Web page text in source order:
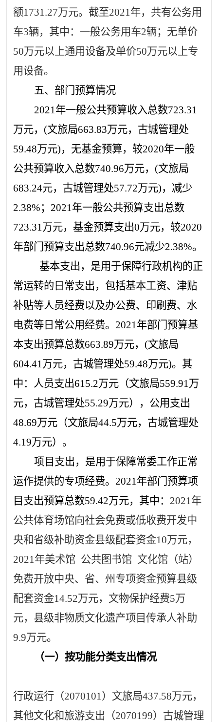
额1731.27万元。 截至2021 年，共有公务用
车3辆，其中：一般公务用车2辆；无单价
50万元以上通用设备及单价50万元以上专
用设备。
五、部门预算情况
2021 年一般公共预算收入总数723.31
万元， (文旅局663.83万元，古城管理处
59.48万元)，无基金预算，较2020年一般
公共预算收入总数740.96万元， (文旅局
683.24元，古城管理处57.72万元)，减少
2.38%； 2021 年一般公共预算支出总数
723.31 万元，基金预算支出0万元，较2020
年部门预算支出总数740.96元减少2.38%。
基本支出，是用于保障行政机构的正
常运转的日常支出，包括基本工资、津贴
补贴等人员经费以及办公费、印刷费、水
电费等日常公用经费。 2021 年部门预算基
本支出预算总数663.89万元， (文旅局
604.41 万元，古城管理处59.48万元)。其
中：人员支出615.2万元（文旅局559.91 万
元，古城管理处55.29万元），公用支出
48.69万元（文旅局44.5万元，古城管理处
4.19万元）。
项目支出，是用于保障常委工作正常
运作提供的专项经费。 2021 年部门预算项
目支出预算总数59.42万元，其中： 2021 年
公共体育场馆向社会免费或低收费开发中
央和省级补助资金县级配套资金10万元，
2021 年美术馆 公共图书馆 文化馆（站）
免费开放中央、省、州专项资金预算县级
配套资金14.52万元，文物保护经费5万
元，县级非物质文化遗产项目传承人补助
9.9万元。
（一）按功能分类支出情况
行政运行（2070101 ）文旅局437.58万元，
其他文化和旅游支出（2070199）古城管理